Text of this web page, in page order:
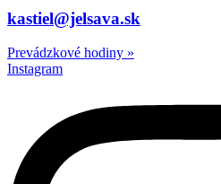
kastiel@jelsava.sk
Prevádzkové hodiny »
Instagram